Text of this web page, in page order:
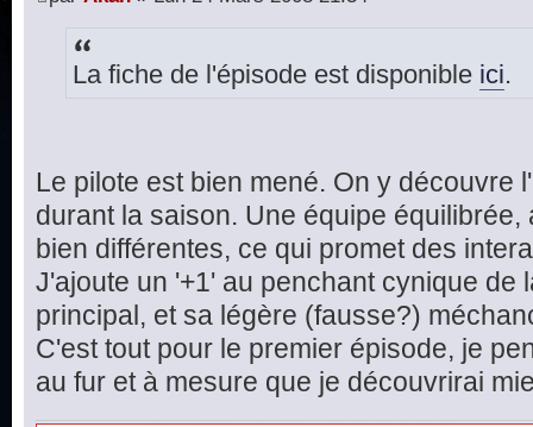
La fiche de l'épisode est disponible ici.
Le pilote est bien mené. On y découvre
durant la saison. Une équipe
bien différentes, ce qui promet des
J'ajoute un '+1' au penchant cynique de
principal, et sa légère (fausse?)
C'est tout pour le premier épisode, je
au fur et à mesure que je découvrirai